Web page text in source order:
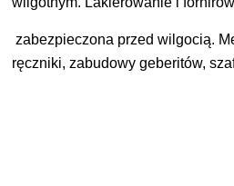
zabezpieczona przed wilgocią.
ręczniki, zabudowy geberitów,